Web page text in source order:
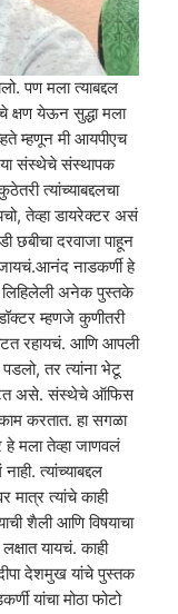
पण मला त्याबद्दल
क्षण येऊन सुद्धा मला
म्हणून मी आयपीएच
या संस्थेचे संस्थापक
त्यांच्याबद्दलचा
तेव्हा डायरेक्टर असं
छबीचा दरवाजा पाहून
नाडकर्णी हे
लिहिलेली अनेक पुस्तके
म्हणजे कुणीतरी
रहायचं. आणि आपली
तर त्यांना भेटू
असे. संस्थेचे ऑफिस
करतात. हा सगळा
हे मला तेव्हा जाणवलं
त्यांच्याबद्दल
मात्र त्यांचे काही
शैली आणि विषयाचा
यायचं. काही
दीपा देशमुख यांचे पुस्तक
यांचा मोठा फोटो